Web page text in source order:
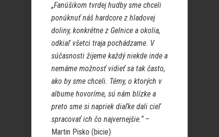
„Fanúšikom tvrdej hudby sme chceli
ponúknuť náš hardcore z hladovej
doliny, konkrétne z Gelnice a okolia,
odkiaľ všetci traja pochádzame. V
súčasnosti žijeme každý niekde inde a
nemáme možnosť vidieť sa tak často,
ako by sme chceli. Témy, o ktorých v
albume hovoríme, sú nám blízke a
preto sme si napriek diaľke dali cieľ
spracovať ich čo najvernejšie.“–
Martin Pisko (bicie)